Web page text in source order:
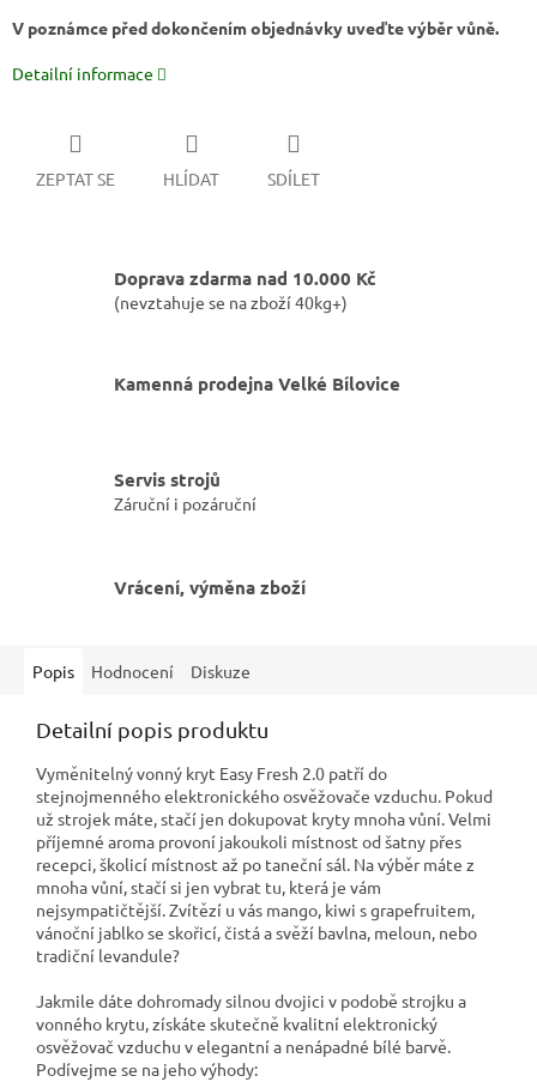
V poznámce před dokončením objednávky uveďte výběr vůně.
Detailní informace
ZEPTAT SE HLÍDAT SDÍLET
Doprava zdarma nad 10.000 Kč
(nevztahuje se na zboží 40kg+)
Kamenná prodejna Velké Bílovice
Servis strojů
Záruční i pozáruční
Vrácení, výměna zboží
Popis Hodnocení Diskuze
Detailní popis produktu
Vyměnitelný vonný kryt Easy Fresh 2.0 patří do
stejnojmenného elektronického osvěžovače vzduchu. Pokud
už strojek máte, stačí jen dokupovat kryty mnoha vůní. Velmi
příjemné aroma provoní jakoukoli místnost od šatny přes
recepci, školicí místnost až po taneční sál. Na výběr máte z
mnoha vůní, stačí si jen vybrat tu, která je vám
nejsympatičtější. Zvítězí u vás mango, kiwi s grapefruitem,
vánoční jablko se skořicí, čistá a svěží bavlna, meloun, nebo
tradiční levandule?
Jakmile dáte dohromady silnou dvojici v podobě strojku a
vonného krytu, získáte skutečně kvalitní elektronický
osvěžovač vzduchu v elegantní a nenápadné bílé barvě.
Podívejme se na jeho výhody: